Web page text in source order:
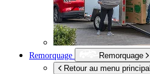
Remorquage
Remorquage
Retour au menu principal